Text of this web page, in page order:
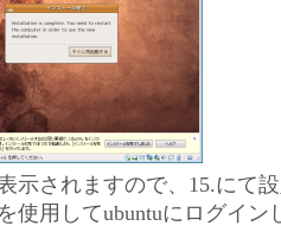
示されますので、15.にて
使用してubuntuにログイン